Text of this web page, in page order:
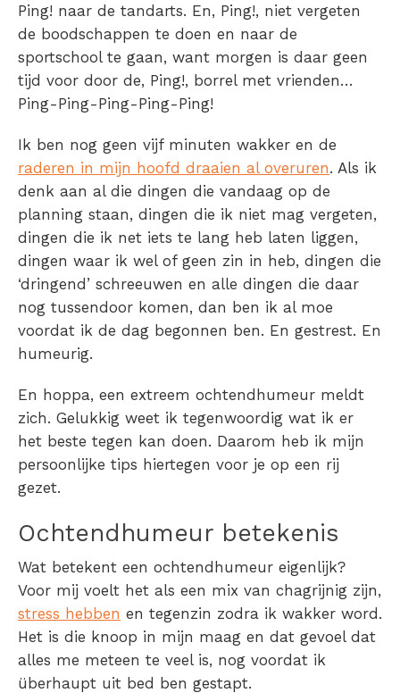
Ping! naar de tandarts. En, Ping!, niet vergeten
de boodschappen te doen en naar de
sportschool te gaan, want morgen is daar geen
tijd voor door de, Ping!, borrel met vrienden…
Ping-Ping-Ping-Ping-Ping!
Ik ben nog geen vijf minuten wakker en de
raderen in mijn hoofd draaien al overuren. Als ik
denk aan al die dingen die vandaag op de
planning staan, dingen die ik niet mag vergeten,
dingen die ik net iets te lang heb laten liggen,
dingen waar ik wel of geen zin in heb, dingen die
‘dringend’ schreeuwen en alle dingen die daar
nog tussendoor komen, dan ben ik al moe
voordat ik de dag begonnen ben. En gestrest. En
humeurig.
En hoppa, een extreem ochtendhumeur meldt
zich. Gelukkig weet ik tegenwoordig wat ik er
het beste tegen kan doen. Daarom heb ik mijn
persoonlijke tips hiertegen voor je op een rij
gezet.
Ochtendhumeur betekenis
Wat betekent een ochtendhumeur eigenlijk?
Voor mij voelt het als een mix van chagrijnig zijn,
stress hebben en tegenzin zodra ik wakker word.
Het is die knoop in mijn maag en dat gevoel dat
alles me meteen te veel is, nog voordat ik
überhaupt uit bed ben gestapt.